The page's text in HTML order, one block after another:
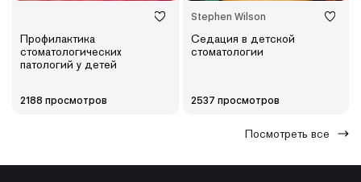
Профилактика
стоматологических
патологий у детей
2188 просмотров
Stephen Wilson
Седация в детской
стоматологии
2537 просмотров
Посмотреть все